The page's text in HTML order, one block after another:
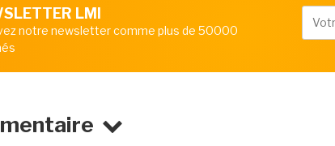
LMI
notre newsletter comme plus de 50000